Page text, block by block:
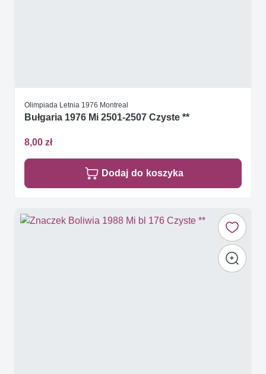
Olimpiada Letnia 1976 Montreal
Bułgaria 1976 Mi 2501-2507 Czyste **
8,00 zł
Dodaj do koszyka